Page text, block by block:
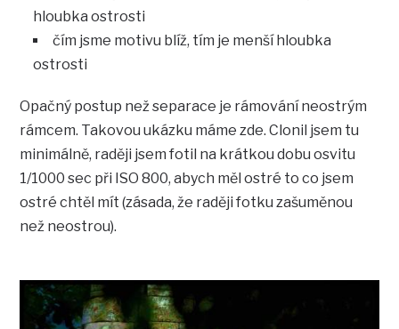
hloubka ostrosti
čím jsme motivu blíž, tím je menší hloubka
ostrosti
Opačný postup než separace je rámování neostrým
rámcem. Takovou ukázku máme zde. Clonil jsem tu
minimálně, raději jsem fotil na krátkou dobu osvitu
1/1000 sec při ISO 800, abych měl ostré to co jsem
ostré chtěl mít (zásada, že raději fotku zašuměnou
než neostrou).